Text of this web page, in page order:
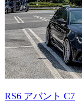
RS6 アバント C7